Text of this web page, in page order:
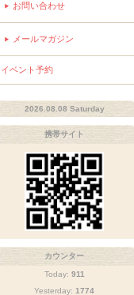
お問い合わせ
メールマガジン
イベント予約
2026.08.08 Saturday
携帯サイト
カウンター
Today: 911
Yesterday: 1774